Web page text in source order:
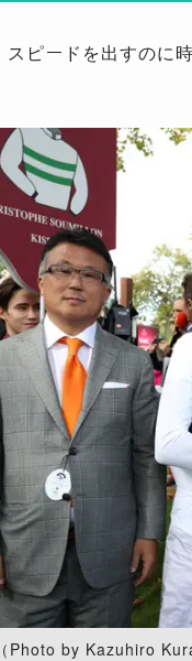
スピードを出すの
Photo by Kazuhiro